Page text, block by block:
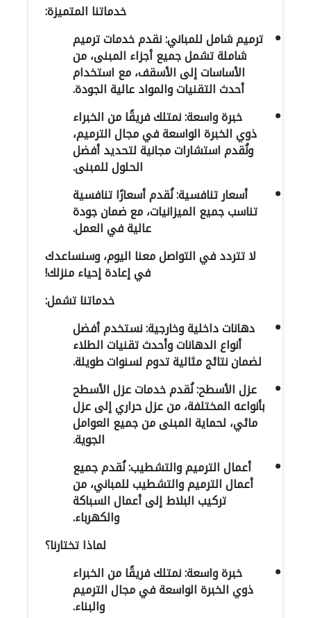
خدماتنا المتميزة:
ترميم شامل للمباني: نقدم خدمات ترميم
شاملة تشمل جميع أجزاء المبنى، من
الأساسات إلى الأسقف، مع استخدام
أحدث التقنيات والمواد عالية الجودة.
خبرة واسعة: نمتلك فريقًا من الخبراء
ذوي الخبرة الواسعة في مجال الترميم،
ونُقدم استشارات مجانية لتحديد أفضل
الحلول للمبنى.
أسعار تنافسية: نُقدم أسعارًا تنافسية
تناسب جميع الميزانيات، مع ضمان جودة
عالية في العمل.
لا تتردد في التواصل معنا اليوم، وسنساعدك
في إعادة إحياء منزلك!
خدماتنا تشمل:
دهانات داخلية وخارجية: نستخدم أفضل
أنواع الدهانات وأحدث تقنيات الطلاء
لضمان نتائج مثالية تدوم لسنوات طويلة.
عزل الأسطح: نُقدم خدمات عزل الأسطح
بأنواعه المختلفة، من عزل حراري إلى عزل
مائي، لحماية المبنى من جميع العوامل
الجوية.
أعمال الترميم والتشطيب: نُقدم جميع
أعمال الترميم والتشطيب للمباني، من
تركيب البلاط إلى أعمال السباكة
والكهرباء.
لماذا تختارنا؟
خبرة واسعة: نمتلك فريقًا من الخبراء
ذوي الخبرة الواسعة في مجال الترميم
والبناء.